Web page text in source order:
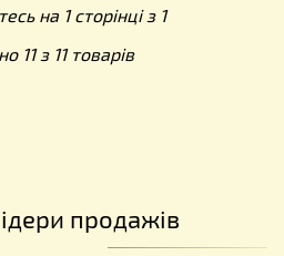
на 1 сторінці з 1
11 з 11 товарів
продажів